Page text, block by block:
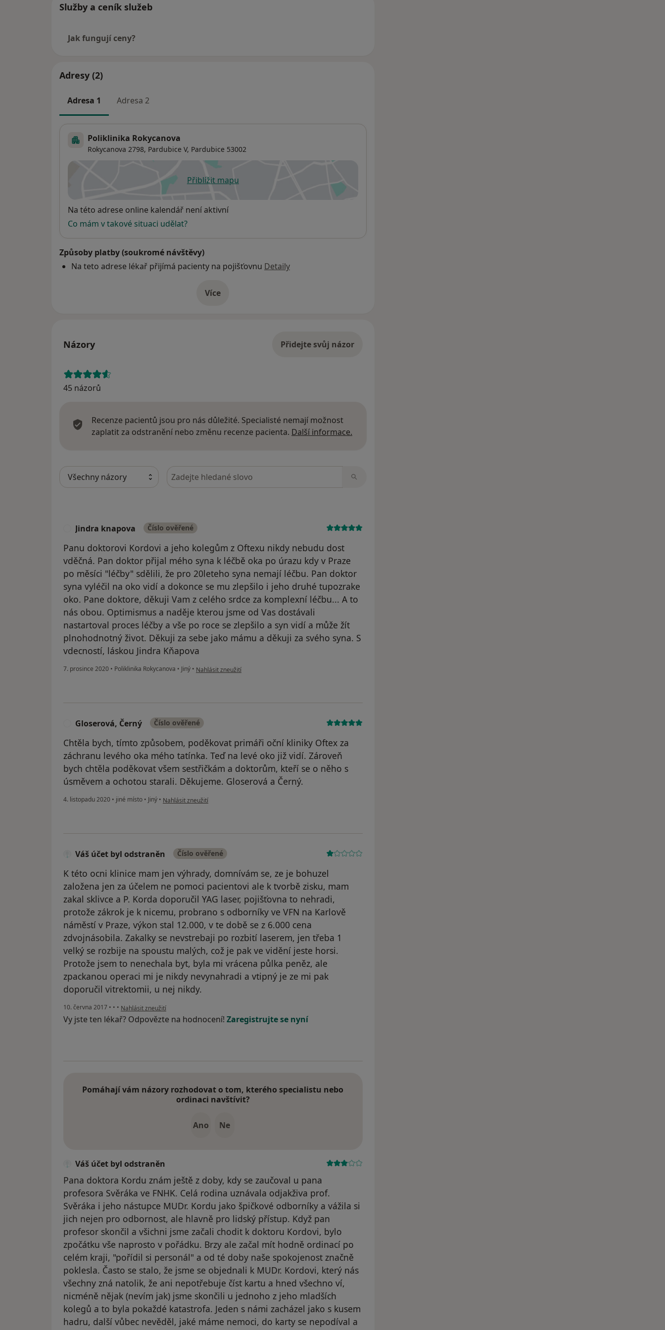
Služby a ceník služeb
Jak fungují ceny?
Adresy (2)
Adresa 1 Adresa 2
Poliklinika Rokycanova
Rokycanova 2798, Pardubice V, Pardubice 53002
Přiblížit mapuse otevře v nové záložce
Dostupnost
Na této adrese online kalendář není aktivní
Co mám v takové situaci udělat?
Způsoby platby (soukromé návštěvy)
Na teto adrese lékař přijímá pacienty na pojišťovnu Detaily
Víceo adrese
Názory Přidejte svůj názor
45 názorů
Recenze pacientů jsou pro nás důležité. Specialisté nemají možnost
zaplatit za odstranění nebo změnu recenze pacienta. Další informace.
Hledejte v názorech
Jindra knapova Číslo ověřené
Panu doktorovi Kordovi a jeho kolegům z Oftexu nikdy nebudu dost
vděčná. Pan doktor přijal mého syna k léčbě oka po úrazu kdy v Praze
po měsíci "léčby" sdělili, že pro 20leteho syna nemají léčbu. Pan doktor
syna vyléčil na oko vidí a dokonce se mu zlepšilo i jeho druhé tupozrake
oko. Pane doktore, děkuji Vam z celého srdce za komplexní léčbu... A to
nás obou. Optimismus a naděje kterou jsme od Vas dostávali
nastartoval proces léčby a vše po roce se zlepšilo a syn vidí a může žít
plnohodnotný život. Děkuji za sebe jako mámu a děkuji za svého syna. S
vdecností, láskou Jindra Kňapova
7. prosince 2020 • Poliklinika Rokycanova • Jiný • podle názoru uživatele Jindra knapova
Nahlásit zneužití
Gloserová, Černý Číslo ověřené
Chtěla bych, tímto způsobem, poděkovat primáři oční kliniky Oftex za
záchranu levého oka mého tatínka. Teď na levé oko již vidí. Zároveň
bych chtěla poděkovat všem sestřičkám a doktorům, kteří se o něho s
úsměvem a ochotou starali. Děkujeme. Gloserová a Černý.
4. listopadu 2020 • jiné místo • Jiný • podle názoru uživatele Gloserová, Černý
Nahlásit zneužití
Váš účet byl odstraněn Číslo ověřené
K této ocni klinice mam jen výhrady, domnívám se, ze je bohuzel
založena jen za účelem ne pomoci pacientovi ale k tvorbě zisku, mam
zakal sklivce a P. Korda doporučil YAG laser, pojišťovna to nehradi,
protože zákrok je k nicemu, probrano s odborníky ve VFN na Karlově
náměstí v Praze, výkon stal 12.000, v te době se z 6.000 cena
zdvojnásobila. Zakalky se nevstrebaji po rozbití laserem, jen třeba 1
velký se rozbije na spoustu malých, což je pak ve vidění jeste horsi.
Protože jsem to nenechala byt, byla mi vrácena půlka peněz, ale
zpackanou operaci mi je nikdy nevynahradi a vtipný je ze mi pak
doporučil vitrektomii, u nej nikdy.
10. června 2017 • • • podle názoru uživatele Váš účet byl odstraněn
Nahlásit zneužití
Vy jste ten lékař? Odpovězte na hodnocení! Zaregistrujte se nyní
Pomáhají vám názory rozhodovat o tom, kterého specialistu nebo
ordinaci navštívit?
Ano Ne
Váš účet byl odstraněn
Pana doktora Kordu znám ještě z doby, kdy se zaučoval u pana
profesora Svěráka ve FNHK. Celá rodina uznávala odjakživa prof.
Svěráka i jeho nástupce MUDr. Kordu jako špičkové odborníky a vážila si
jich nejen pro odbornost, ale hlavně pro lidský přístup. Když pan
profesor skončil a všichni jsme začali chodit k doktoru Kordovi, bylo
zpočátku vše naprosto v pořádku. Brzy ale začal mít hodně ordinací po
celém kraji, "pořídil si personál" a od té doby naše spokojenost značně
poklesla. Často se stalo, že jsme se objednali k MUDr. Kordovi, který nás
všechny zná natolik, že ani nepotřebuje číst kartu a hned všechno ví,
nicméně nějak (nevím jak) jsme skončili u jednoho z jeho mladších
kolegů a to byla pokaždé katastrofa. Jeden s námi zacházel jako s kusem
hadru, další vůbec nevěděl, jaké máme nemoci, do karty se nepodíval a